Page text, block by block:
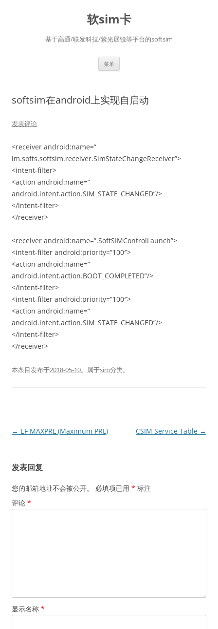
软sim卡
基于高通/联发科技/紫光展锐等平台的softsim
菜单
softsim在android上实现自启动
发表评论
<receiver android:name=”
im.softs.softsim.receiver.SimStateChangeReceiver”>
<intent-filter>
<action android:name=”
android.intent.action.SIM_STATE_CHANGED”/>
</intent-filter>
</receiver>
<receiver android:name=”.SoftSIMControlLaunch”>
<intent-filter android:priority=”100″>
<action android:name=”
android.intent.action.BOOT_COMPLETED”/>
</intent-filter>
<intent-filter android:priority=”100″>
<action android:name=”
android.intent.action.SIM_STATE_CHANGED”/>
</intent-filter>
</receiver>
本条目发布于2018-05-10。属于sim分类。
文
航
← EF MAXPRL (Maximum PRL) CSIM Service Table →
发表回复
您的邮箱地址不会被公开。 必填项已用 * 标注
评论 *
显示名称 *